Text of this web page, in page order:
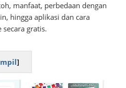
manfaat, perbedaan dengan
hingga aplikasi dan cara
gratis.
]